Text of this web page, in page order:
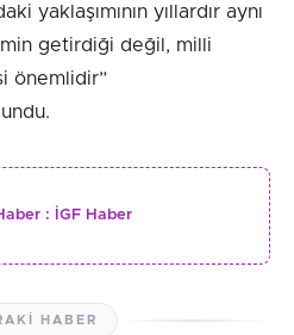
yaklaşımının yıllardır aynı
getirdiği değil, milli
önemlidir”
: İGF Haber
HABER